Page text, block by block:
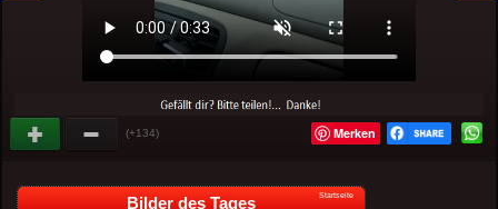
(+134) Merken
Bilder des Tages Startseite